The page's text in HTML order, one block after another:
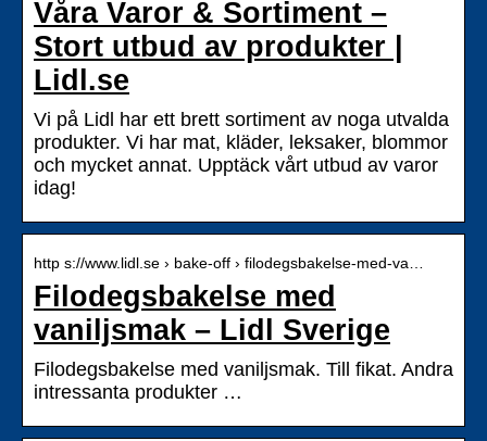
Våra Varor & Sortiment –
Stort utbud av produkter |
Lidl.se
Vi på Lidl har ett brett sortiment av noga utvalda
produkter. Vi har mat, kläder, leksaker, blommor
och mycket annat. Upptäck vårt utbud av varor
idag!
http s://www.lidl.se › bake-off › filodegsbakelse-med-va…
Filodegsbakelse med
vaniljsmak – Lidl Sverige
Filodegsbakelse med vaniljsmak. Till fikat. Andra
intressanta produkter …